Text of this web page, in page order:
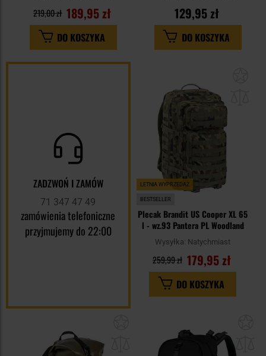
189,95 zł
219,00 zł
DO KOSZYKA
129,95 zł
DO KOSZYKA
ZADZWOŃ I ZAMÓW
71 347 47 49
zamówienia telefoniczne
przyjmujemy do 22:00
LETNIA WYPRZEDAŻ
BESTSELLER
Plecak Brandit US Cooper XL 65
l - wz.93 Pantera PL Woodland
Wysyłka: Natychmiast
179,95 zł
259,99 zł
DO KOSZYKA
schowka